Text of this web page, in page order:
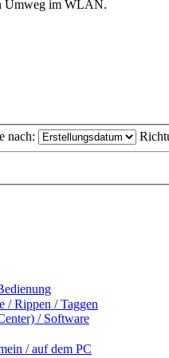
Umweg im WLAN.
nach:
/ Rippen / Taggen
/ Software
/ auf dem PC